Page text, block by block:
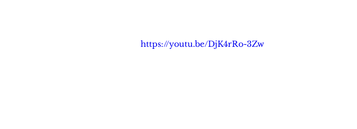
https://youtu.be/DjK4rRo-3Zw